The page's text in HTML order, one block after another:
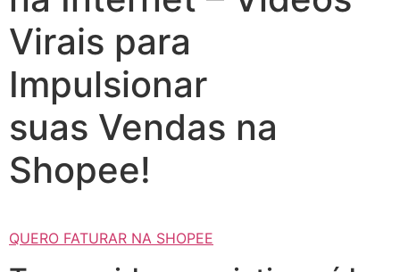
Virais para
Impulsionar
suas Vendas na
Shopee!
QUERO FATURAR NA SHOPEE